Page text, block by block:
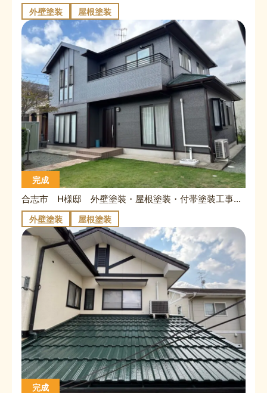
外壁塗装 屋根塗装
完成
合志市 H様邸 外壁塗装・屋根塗装・付帯塗装工事・シーリング打ち替え工事
外壁塗装 屋根塗装
完成